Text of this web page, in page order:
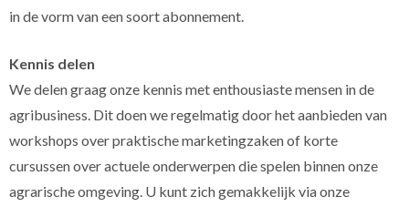
in de vorm van een soort abonnement.
Kennis delen
We delen graag onze kennis met enthousiaste mensen in de
agribusiness. Dit doen we regelmatig door het aanbieden van
workshops over praktische marketingzaken of korte
cursussen over actuele onderwerpen die spelen binnen onze
agrarische omgeving. U kunt zich gemakkelijk via onze